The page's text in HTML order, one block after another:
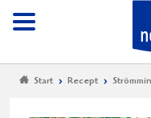
Meny
Start Recept